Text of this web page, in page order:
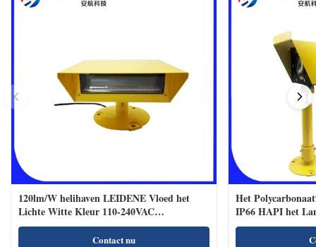
120lm/W helihaven LEIDENE Vloed het
Lichte Witte Kleur 110-240VAC
Regelmatige Branden
Contact nu
Het
IP66 HAPI het